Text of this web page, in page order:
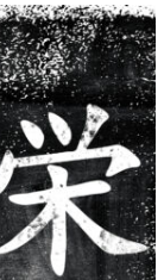
Adaugă
la
favorite